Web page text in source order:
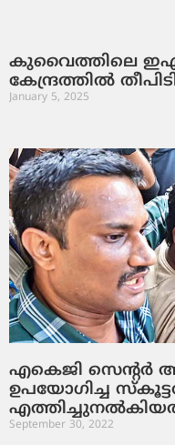
കുവൈത്തിലെ
കേന്ദ്രത്തിൽ
January 5, 2025
എകെജി സെന്റര്‍
ഉപയോഗിച്ച
September 30, 2022